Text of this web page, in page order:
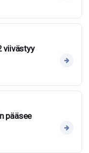
viivästyy
pääsee